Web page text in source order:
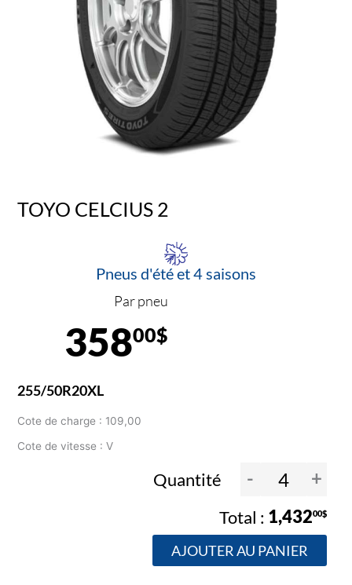
TOYO CELCIUS 2
Pneus d'été et 4 saisons
Par pneu
35800$
255/50R20XL
Cote de charge : 109,00
Cote de vitesse : V
Quantité - +
1,43200$
AJOUTER AU PANIER